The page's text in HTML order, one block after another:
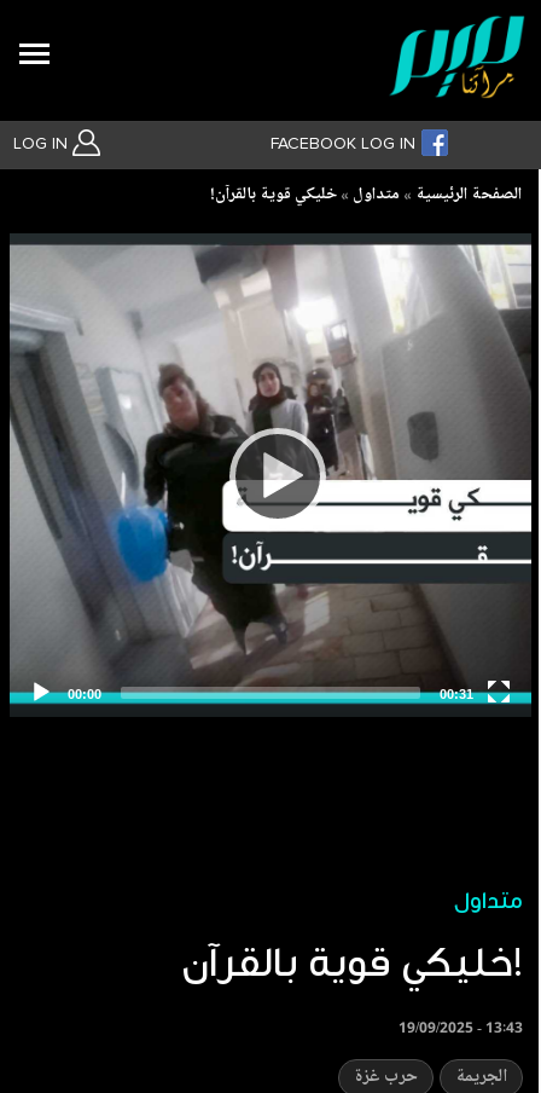
LOG IN FACEBOOK LOG IN
Breadcrumb
الصفحة الرئيسية متداول خليكي قوية بالقرآن!
متداول
خليكي قوية بالقرآن!
19/09/2025 - 13:43
الجريمة حرب غزة